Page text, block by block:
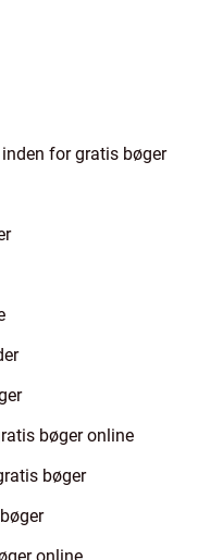
for gratis bøger
bøger online
bøger